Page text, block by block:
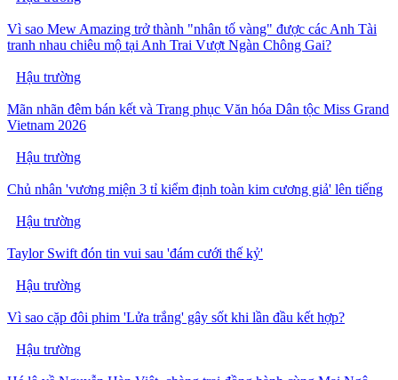
Vì sao Mew Amazing trở thành "nhân tố vàng" được các Anh Tài
tranh nhau chiêu mộ tại Anh Trai Vượt Ngàn Chông Gai?
Hậu trường
Mãn nhãn đêm bán kết và Trang phục Văn hóa Dân tộc Miss Grand
Vietnam 2026
Hậu trường
Chủ nhân 'vương miện 3 tỉ kiểm định toàn kim cương giả' lên tiếng
Hậu trường
Taylor Swift đón tin vui sau 'đám cưới thế kỷ'
Hậu trường
Vì sao cặp đôi phim 'Lửa trắng' gây sốt khi lần đầu kết hợp?
Hậu trường